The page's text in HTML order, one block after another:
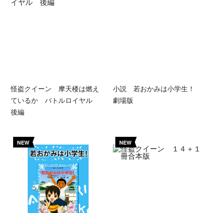
怪盗クイーン 摩天楼は燃え
ているか バトルロイヤル
後編
小説 若おかみは小学生！
劇場版
NEW NEW